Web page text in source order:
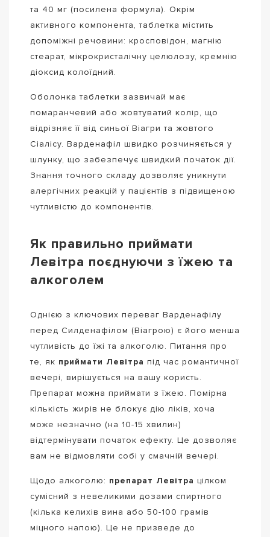
та 40 мг (посилена формула). Окрім
активного компонента, таблетка містить
допоміжні речовини: кросповідон, магнію
стеарат, мікрокристалічну целюлозу, кремнію
діоксид колоїдний.
Оболонка таблетки зазвичай має
помаранчевий або жовтуватий колір, що
відрізняє її від синьої Віагри та жовтого
Сіалісу. Варденафіл швидко розчиняється у
шлунку, що забезпечує швидкий початок дії.
Знання точного складу дозволяє уникнути
алергічних реакцій у пацієнтів з підвищеною
чутливістю до компонентів.
Як правильно приймати
Левітра поєднуючи з їжею та
алкоголем
Однією з ключових переваг Варденафілу
перед Силденафілом (Віагрою) є його менша
чутливість до їжі та алкоголю. Питання про
те, як приймати Левітра під час романтичної
вечері, вирішується на вашу користь.
Препарат можна приймати з їжею. Помірна
кількість жирів не блокує дію ліків, хоча
може незначно (на 10-15 хвилин)
відтермінувати початок ефекту. Це дозволяє
вам не відмовляти собі у смачній вечері.
Щодо алкоголю: препарат Левітра цілком
сумісний з невеликими дозами спиртного
(кілька келихів вина або 50-100 грамів
міцного напою). Це не призведе до